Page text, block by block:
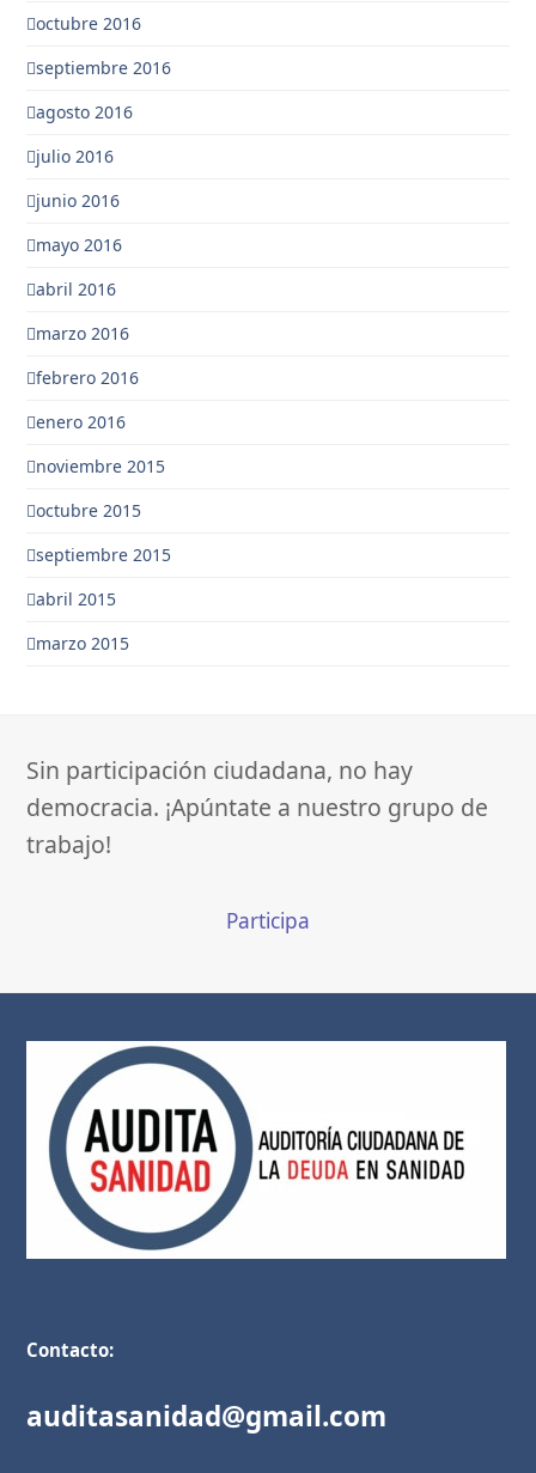
octubre 2016
septiembre 2016
agosto 2016
julio 2016
junio 2016
mayo 2016
abril 2016
marzo 2016
febrero 2016
enero 2016
noviembre 2015
octubre 2015
septiembre 2015
abril 2015
marzo 2015
Sin participación ciudadana, no hay
democracia. ¡Apúntate a nuestro grupo de
trabajo!
Participa
Contacto:
auditasanidad@gmail.com